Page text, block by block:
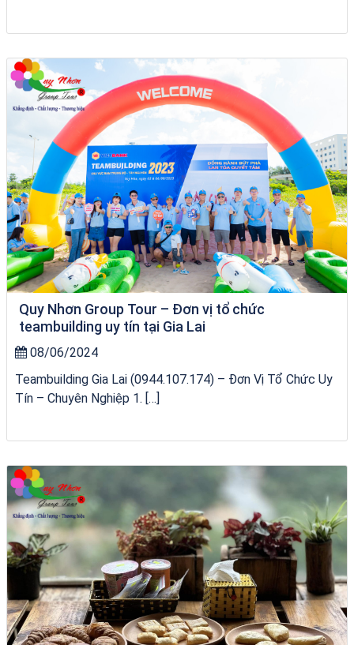
Homestay Đẹp Tại Măng Đen
Quy Nhơn Group Tour – Đơn vị tổ chức
teambuilding uy tín tại Gia Lai
08/06/2024
Teambuilding Gia Lai (0944.107.174) – Đơn Vị Tổ Chức Uy
Tín – Chuyên Nghiệp 1. […]